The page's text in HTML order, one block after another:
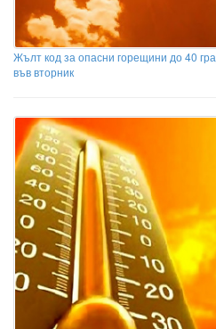
Жълт код за опасни горещини до 40
във вторник